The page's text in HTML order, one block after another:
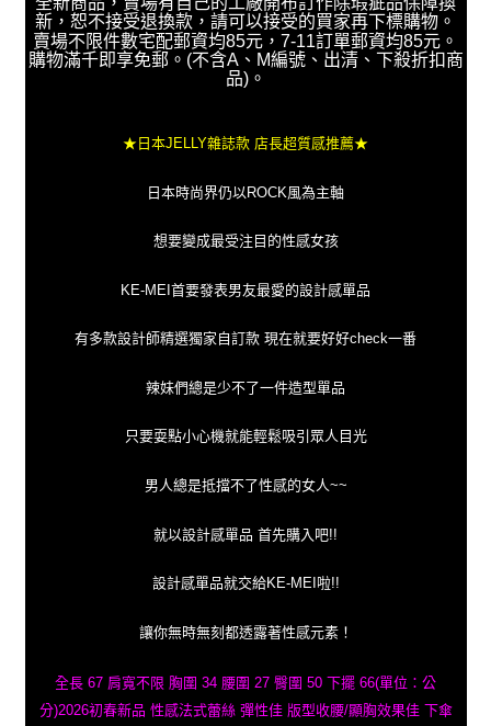
新，恕不接受退換款，請可以接受的買家再下標購物。
賣場不限件數宅配郵資均85元，7-11訂單郵資均85元。
購物滿千即享免郵。(不含A、M編號、出清、下殺折扣商
品)。
★日本JELLY雜誌款 店長超質感推薦★
日本時尚界仍以ROCK風為主軸
想要變成最受注目的性感女孩
KE-MEI首要發表男友最愛的設計感單品
有多款設計師精選獨家自訂款 現在就要好好check一番
辣妹們總是少不了一件造型單品
只要耍點小心機就能輕鬆吸引眾人目光
男人總是抵擋不了性感的女人~~
就以設計感單品 首先購入吧!!
設計感單品就交給KE-MEI啦!!
讓你無時無刻都透露著性感元素！
全長 67 肩寬不限 胸圍 34 腰圍 27 臀圍 50 下擺 66(單位：公
分)2026初春新品 性感法式蕾絲 彈性佳 版型收腰/顯胸效果佳 下傘